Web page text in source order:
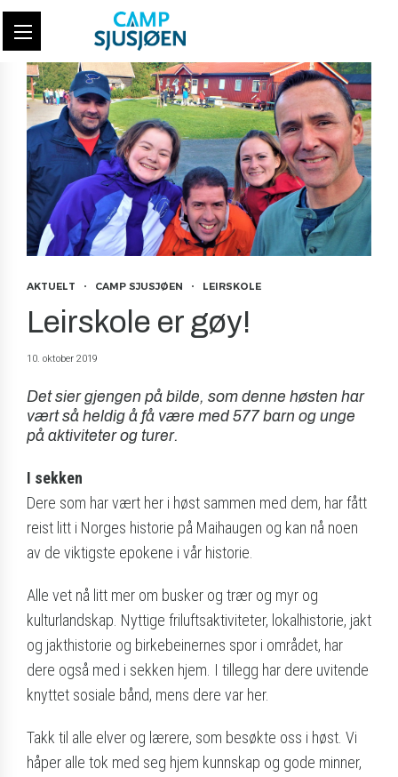
AKTUELT CAMP SJUSJØEN LEIRSKOLE
Leirskole er gøy!
10. oktober 2019
Det sier gjengen på bilde, som denne høsten har
vært så heldig å få være med 577 barn og unge
på aktiviteter og turer.
I sekken
Dere som har vært her i høst sammen med dem, har fått
reist litt i Norges historie på Maihaugen og kan nå noen
av de viktigste epokene i vår historie.
Alle vet nå litt mer om busker og trær og myr og
kulturlandskap. Nyttige friluftsaktiviteter, lokalhistorie, jakt
og jakthistorie og birkebeinernes spor i området, har
dere også med i sekken hjem. I tillegg har dere uvitende
knyttet sosiale bånd, mens dere var her.
Takk til alle elver og lærere, som besøkte oss i høst. Vi
håper alle tok med seg hjem kunnskap og gode minner,